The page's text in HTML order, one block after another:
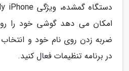
امکان می دهد گوشی خود را
در برنامه تنظیمات فعال کنید.